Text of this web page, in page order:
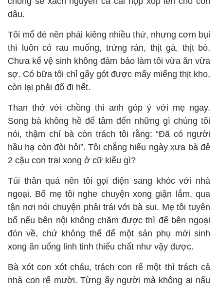
dâu.
Tôi mổ đẻ nên phải kiêng nhiều thứ, nhưng cơm bụi
thì luôn có rau muống, trứng rán, thịt gà, thịt bò.
Chưa kể vệ sinh không đảm bảo làm tôi vừa ăn vừa
sợ. Có bữa tôi chỉ gẩy gót được mấy miếng thịt kho,
còn lại phải đổ đi hết.
Than thở với chồng thì anh góp ý với mẹ ngay.
Song bà không hề để tâm đến những gì chúng tôi
nói, thậm chí bà còn trách tôi rằng: “Đã có người
hầu hạ còn đòi hỏi”. Tôi chẳng hiểu ngày xưa bà đẻ
2 cậu con trai xong ở cữ kiểu gì?
Tủi thân quá nên tôi gọi điện sang khóc với nhà
ngoại. Bố mẹ tôi nghe chuyện xong giận lắm, qua
tận nơi nói chuyện phải trái với bà sui. Mẹ tôi tuyên
bố nếu bên nội không chăm được thì để bên ngoại
đón về, chứ không thể để một sản phụ mới sinh
xong ăn uống linh tinh thiếu chất như vậy được.
Bà xót con xót cháu, trách con rể một thì trách cả
nhà con rể mười. Từng ấy người mà không ai nấu